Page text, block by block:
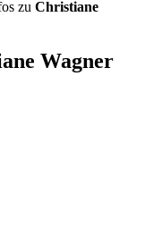
zu Christiane
Wagner